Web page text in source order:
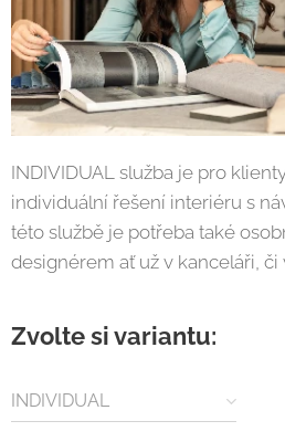
INDIVIDUAL služba je pro
individuální řešení interiéru s
této službě je potřeba také
designérem ať už v kanceláři,
Zvolte si variantu:
INDIVIDUAL